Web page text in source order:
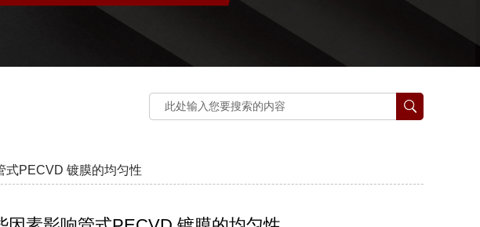
式PECVD 镀膜的均匀性